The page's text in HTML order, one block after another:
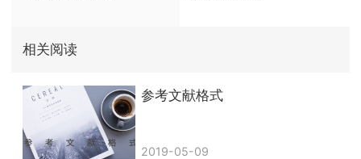
相关阅读
参考文献格式
2019-05-09